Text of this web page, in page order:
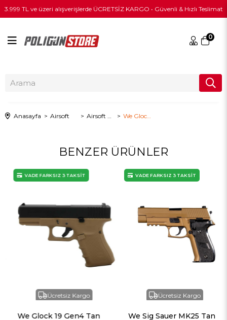
3.999 TL ve üzeri alışverişlerde ÜCRETSİZ KARGO • Güvenli & Hızlı Teslimat
0
Anasayfa Airsoft
BENZER ÜRÜNLER
Ücretsiz Kargo
We Glock 19 Gen4 Tan
VADE FARKSIZ 3 TAKSİT
Ücretsiz Kargo
We Sig Sauer MK25 Tan
VADE FARKSIZ 3 TAKSİT